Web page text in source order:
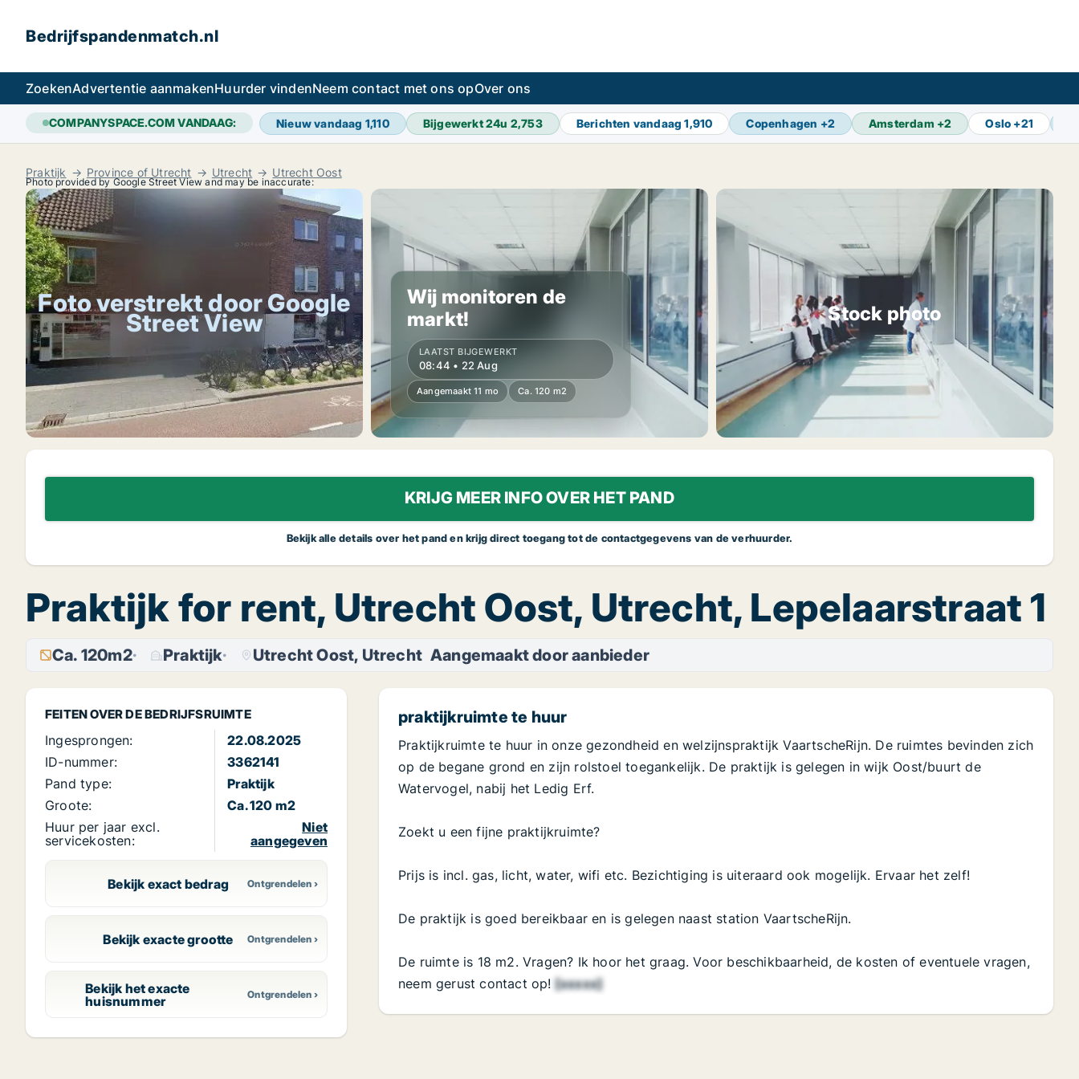
Bedrijfspandenmatch.nl
ZoekenAdvertentie aanmakenHuurder vindenNeem contact met ons opOver ons
COMPANYSPACE.COM VANDAAG: Nieuw vandaag 1,110 Bijgewerkt 24u 2,753 Berichten vandaag1,910 Copenhagen +2 Amsterdam +2 Oslo +21
Praktijk Province of Utrecht Utrecht Utrecht Oost
Photo provided by Google Street View and may be inaccurate:
Foto verstrekt door Google
Street View
Wij monitoren de
markt!
LAATST BIJGEWERKT
08:44 • 22 Aug
Aangemaakt 11 mo Ca. 120 m2
Stock photo
KRIJG MEER INFO OVER HET PAND
Bekijk alle details over het pand en krijg direct toegang tot de contactgegevens van de verhuurder.
Praktijk for rent, Utrecht Oost, Utrecht, Lepelaarstraat 1
Ca. 120m2 Praktijk Utrecht Oost, Utrecht Aangemaakt door aanbieder
FEITEN OVER DE BEDRIJFSRUIMTE
Ingesprongen:
22.08.2025
ID-nummer:
3362141
Pand type:
Praktijk
Groote:
Ca. 120 m2
Huur per jaar excl.
servicekosten:
Niet
aangegeven
Bekijk exact bedrag
Bekijk exacte grootte
Bekijk het exacte
huisnummer
praktijkruimte te huur
Praktijkruimte te huur in onze gezondheid en welzijnspraktijk VaartscheRijn. De ruimtes bevinden zich
op de begane grond en zijn rolstoel toegankelijk. De praktijk is gelegen in wijk Oost/buurt de
Watervogel, nabij het Ledig Erf.
Zoekt u een fijne praktijkruimte?
Prijs is incl. gas, licht, water, wifi etc. Bezichtiging is uiteraard ook mogelijk. Ervaar het zelf!
De praktijk is goed bereikbaar en is gelegen naast station VaartscheRijn.
De ruimte is 18 m2. Vragen? Ik hoor het graag. Voor beschikbaarheid, de kosten of eventuele vragen,
neem gerust contact op![xxxxx]